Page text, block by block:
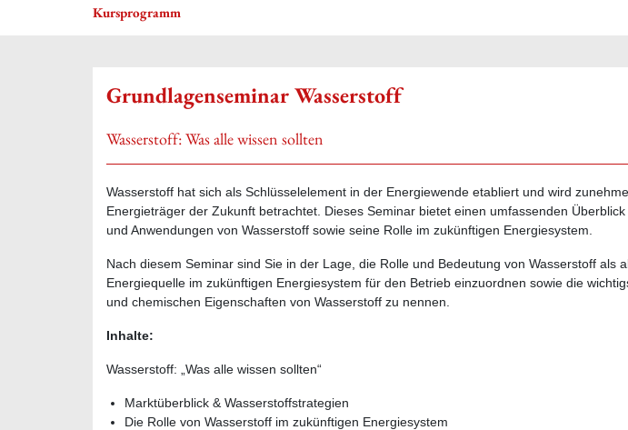
Kursprogramm
Grundlagenseminar Wasserstoff
Wasserstoff: Was alle wissen sollten
Wasserstoff hat sich als Schlüsselelement in der Energiewende etabliert und wird
Energieträger der Zukunft betrachtet. Dieses Seminar bietet einen umfassenden
und Anwendungen von Wasserstoff sowie seine Rolle im zukünftigen Energiesystem.
Nach diesem Seminar sind Sie in der Lage, die Rolle und Bedeutung von Wasserstoff als
Energiequelle im zukünftigen Energiesystem für den Betrieb einzuordnen sowie die
und chemischen Eigenschaften von Wasserstoff zu nennen.
Inhalte:
Wasserstoff: „Was alle wissen sollten“
Marktüberblick & Wasserstoffstrategien
Die Rolle von Wasserstoff im zukünftigen Energiesystem